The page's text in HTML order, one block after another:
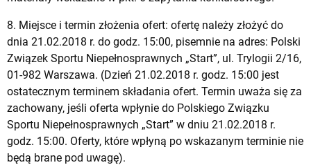
8. Miejsce i termin złożenia ofert: ofertę należy złożyć do
dnia 21.02.2018 r. do godz. 15:00, pisemnie na adres: Polski
Związek Sportu Niepełnosprawnych „Start”, ul. Trylogii 2/16,
01-982 Warszawa. (Dzień 21.02.2018 r. godz. 15:00 jest
ostatecznym terminem składania ofert. Termin uważa się za
zachowany, jeśli oferta wpłynie do Polskiego Związku
Sportu Niepełnosprawnych „Start” w dniu 21.02.2018 r.
godz. 15:00. Oferty, które wpłyną po wskazanym terminie nie
będą brane pod uwagę).